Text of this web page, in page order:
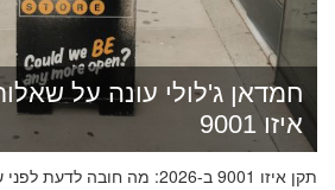
חמדאן ג'לולי עונה על
איזו 9001
תקן איזו 9001 ב-2026: מה